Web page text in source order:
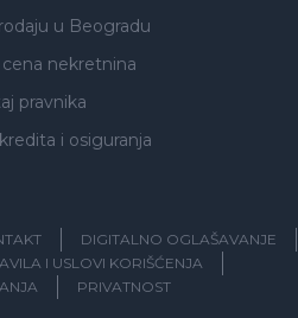
u Beogradu
nekretnina
pravnika
i osiguranja
DIGITALNO OGLAŠAVANJE
I USLOVI KORIŠĆENJA
PRIVATNOST